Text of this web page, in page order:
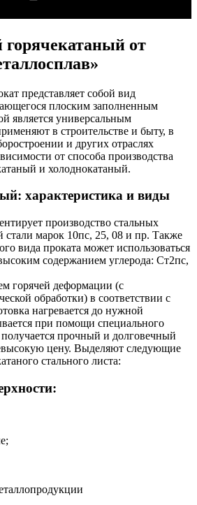
горячекатаный от
представляет собой вид
плоским заполненным
является универсальным
в строительстве и быту, в
и других отраслях
от способа производства
и холоднокатаный.
характеристика и виды
производство стальных
стали марок 10пс, 25, 08 и пр. Также
вида проката может использоваться
содержанием углерода: Ст2пс,
горячей деформации (с
обработки) в соответствии с
нагревается до нужной
при помощи специального
прочный и долговечный
цену. Выделяют следующие
стального листа: